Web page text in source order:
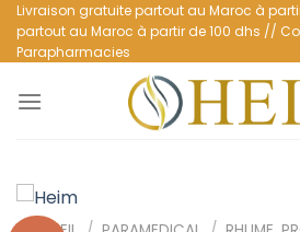
Passer
au
contenu
Livraison gratuite partout au Maroc à
partout au Maroc à partir de 100 dhs //
Parapharmacies